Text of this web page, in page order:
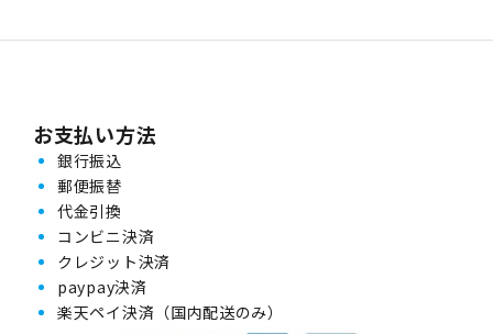
お支払い方法
銀行振込
郵便振替
代金引換
コンビニ決済
クレジット決済
paypay決済
楽天ペイ決済（国内配送のみ）